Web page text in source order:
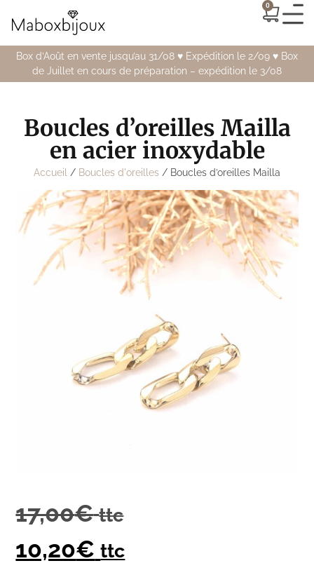
0
Box d’Août en vente jusqu’au 31/08 ♥️ Expédition le 2/09 ♥️ Box
de Juillet en cours de préparation – expédition le 3/08
Boucles d’oreilles Mailla
en acier inoxydable
Accueil / Boucles d'oreilles / Boucles d’oreilles Mailla
17,00€ ttc
10,20€ ttc